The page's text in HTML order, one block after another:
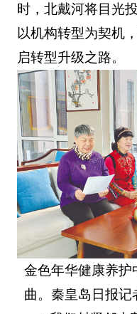
时，北戴河将目光
以机构转型为契机
启转型升级之路。
金色年华健康养护
曲。秦皇岛日报记